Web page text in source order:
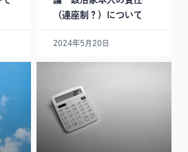
（連座制？）について
2024年5月20日